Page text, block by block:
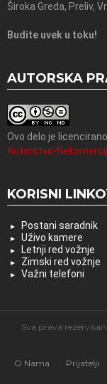
Široka Greda, Preliv,
Budite uvek u toku!
AUTORSKA
Ovo delo je
Autorstvo-
KORISNI
Postani saradnik
Uživo kamere
Letnji red vožnje
Zimski red vožnje
Važni telefoni
Sva prava
O Nama Prijatelji